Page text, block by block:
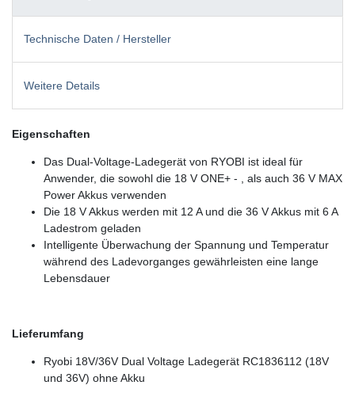
Technische Daten / Hersteller
Weitere Details
Eigenschaften
Das Dual-Voltage-Ladegerät von RYOBI ist ideal für
Anwender, die sowohl die 18 V ONE+ - , als auch 36 V MAX
Power Akkus verwenden
Die 18 V Akkus werden mit 12 A und die 36 V Akkus mit 6 A
Ladestrom geladen
Intelligente Überwachung der Spannung und Temperatur
während des Ladevorganges gewährleisten eine lange
Lebensdauer
Lieferumfang
Ryobi 18V/36V Dual Voltage Ladegerät RC1836112 (18V
und 36V) ohne Akku